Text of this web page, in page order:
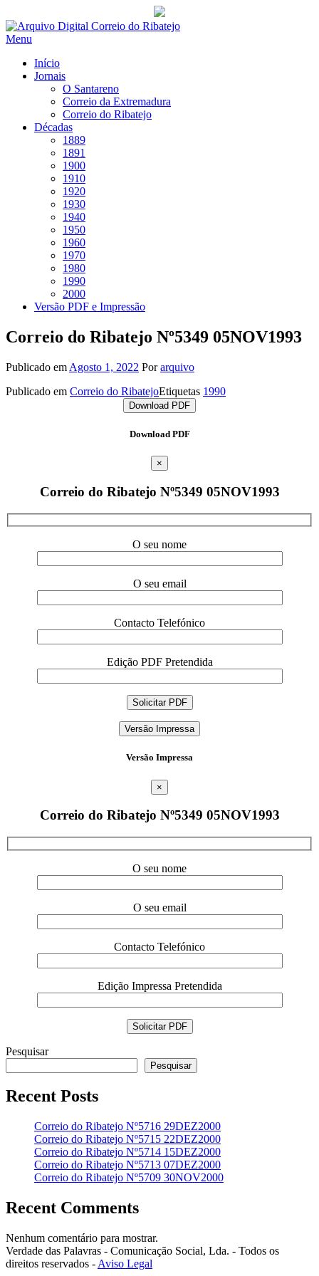
Saltar
para
Menu
Início
Jornais
O Santareno
Correio da Extremadura
Correio do Ribatejo
Décadas
1889
1891
1900
1910
1920
1930
1940
1950
1960
1970
1980
1990
2000
Versão PDF e Impressão
Correio do Ribatejo Nº5349 05NOV1993
Publicado em Agosto 1, 2022 Porarquivo
Publicado em Correio do RibatejoEtiquetas 1990
Download PDF
Download PDF
×
Correio do Ribatejo Nº5349 05NOV1993
O seu nome
O seu email
Contacto Telefónico
Edição PDF Pretendida
Versão Impressa
Versão Impressa
×
Correio do Ribatejo Nº5349 05NOV1993
O seu nome
O seu email
Contacto Telefónico
Edição Impressa Pretendida
Pesquisar
Pesquisar
Recent Posts
Correio do Ribatejo Nº5716 29DEZ2000
Correio do Ribatejo Nº5715 22DEZ2000
Correio do Ribatejo Nº5714 15DEZ2000
Correio do Ribatejo Nº5713 07DEZ2000
Correio do Ribatejo Nº5709 30NOV2000
Recent Comments
Nenhum comentário para mostrar.
Verdade das Palavras - Comunicação Social, Lda. - Todos os
direitos reservados - Aviso Legal